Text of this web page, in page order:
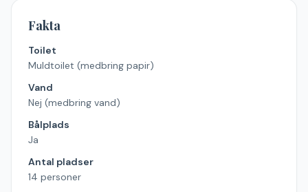
Fakta
Toilet
Muldtoilet (medbring papir)
Vand
Nej (medbring vand)
Bålplads
Ja
Antal pladser
14 personer